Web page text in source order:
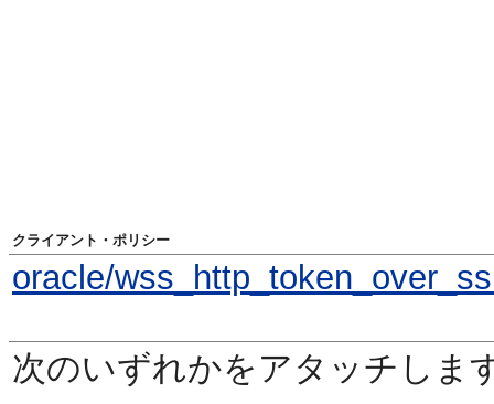
クライアント・ポリシー
oracle/
次のいずれかをアタッチしま